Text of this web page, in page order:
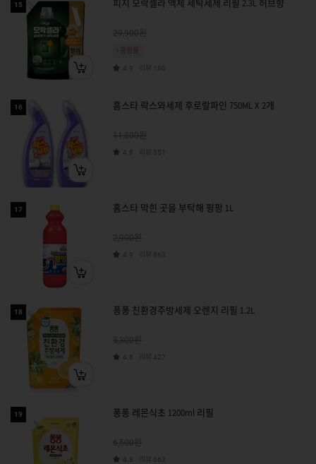
15 피지 모락셀라 액체 세탁세제 리필 2.3L 허브향
29,900원
+증정품
4.9 180
16 홈스타 락스와세제 후로랄파인 750ML X 2개
11,800원
4.9 551
17 홈스타 막힌 곳을 부탁해 펑펑 1L
2,900원
4.9 863
18 퐁퐁 친환경주방세제 오렌지 리필 1.2L
5,300원
4.8 427
19 퐁퐁 레몬식초 1200ml 리필
6,500원
4.8 663